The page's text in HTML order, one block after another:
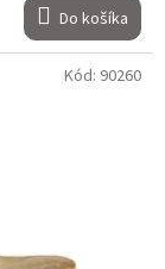
Do košíka
Kód: 90260